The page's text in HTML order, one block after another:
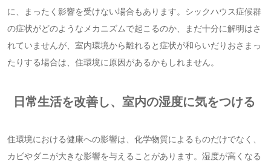
に、まったく影響を受けない場合もあります。シックハウス症候群
の症状がどのようなメカニズムで起こるのか、まだ十分に解明はさ
れていませんが、室内環境から離れると症状が和らいだりおさまっ
たりする場合は、住環境に原因があるかもしれません。
日常生活を改善し、室内の湿度に気をつける
住環境における健康への影響は、化学物質によるものだけでなく、
カビやダニが大きな影響を与えることがあります。湿度が高くなる